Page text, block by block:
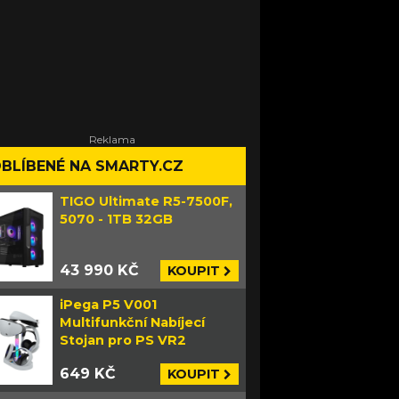
NA SMARTY.CZ
TIGO Ultimate R5-7500F,
5070 - 1TB 32GB
43 990 KČ KOUPIT
iPega P5 V001
Multifunkční Nabíjecí
Stojan pro PS VR2
649 KČ KOUPIT